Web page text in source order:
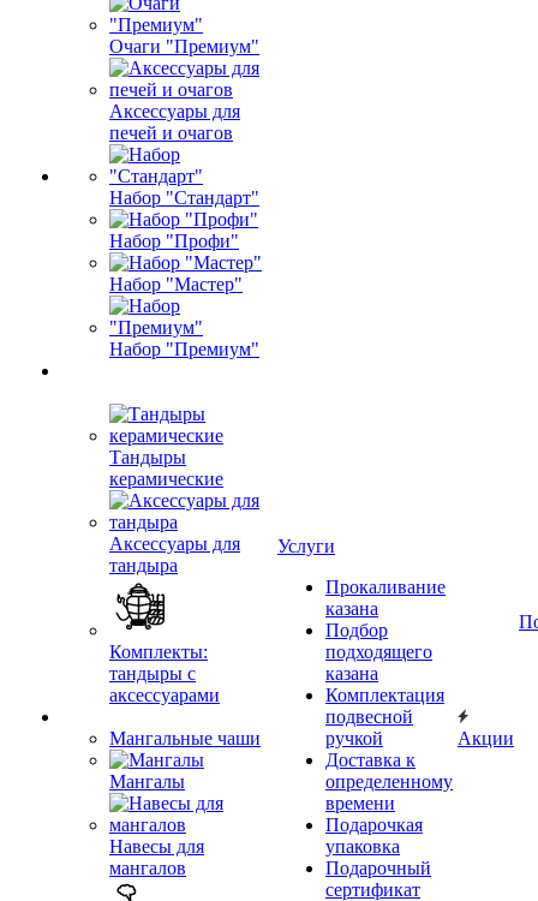
Очаги "Премиум"
Аксессуары для
печей и очагов
Набор "Стандарт"
Набор "Профи"
Набор "Мастер"
Набор "Премиум"
Тандыры
керамические
Аксессуары для
тандыра
Комплекты:
тандыры с
аксессуарами
Мангальные чаши
Мангалы
Навесы для
мангалов
Услуги
Прокаливание
казана
Подбор
подходящего
казана
Комплектация
подвесной
ручкой
Доставка к
определенному
времени
Подарочкая
упаковка
Подарочный
сертификат
Акции